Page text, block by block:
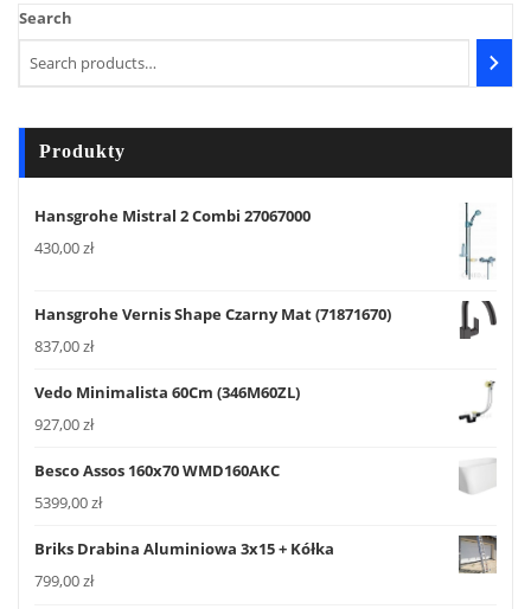
Search
Produkty
Hansgrohe Mistral 2 Combi 27067000
430,00zł
Hansgrohe Vernis Shape Czarny Mat (71871670)
837,00zł
Vedo Minimalista 60Cm (346M60ZL)
927,00zł
Besco Assos 160x70 WMD160AKC
5399,00zł
Briks Drabina Aluminiowa 3x15 + Kółka
799,00zł